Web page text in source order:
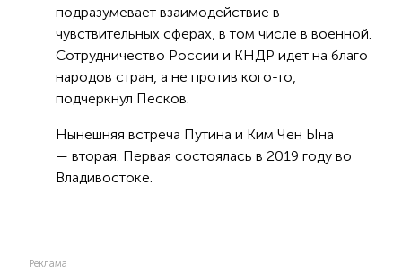
подразумевает взаимодействие в
чувствительных сферах, в том числе в военной.
Сотрудничество России и КНДР идет на благо
народов стран, а не против кого-то,
подчеркнул Песков.
Нынешняя встреча Путина и Ким Чен Ына
— вторая. Первая состоялась в 2019 году во
Владивостоке.
Реклама